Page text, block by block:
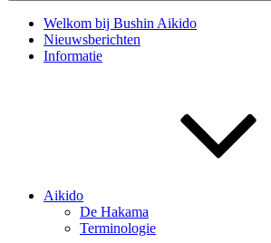
Welkom bij Bushin Aikido
Nieuwsberichten
Informatie
Aikido
De Hakama
Terminologie